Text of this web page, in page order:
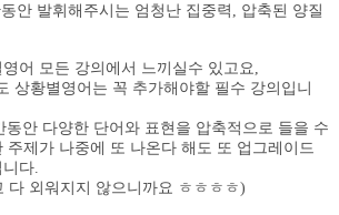
안 발휘해주시는 엄청난 집중력, 압축된 양질
어 모든 강의에서 느끼실수 있고요,
상황별영어는 꼭 추가해야할 필수 강의입니
동안 다양한 단어와 표현을 압축적으로 들을 수
주제가 나중에 또 나온다 해도 또 업그레이드
다.
다 외워지지 않으니까요 ㅎㅎㅎㅎ)